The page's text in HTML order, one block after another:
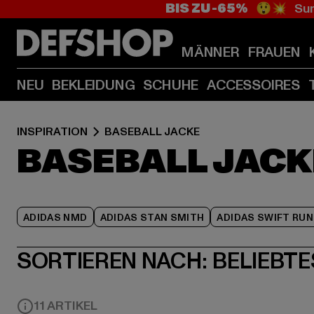
BIS ZU -65% 😲💥
MÄNNER FRAUEN
NEU BEKLEIDUNG SCHUHE ACCESSOIRES
INSPIRATION BASEBALL JACKE
BASEBALL
ADIDAS NMD ADIDAS STAN SMITH ADIDAS SWIFT RUN
SORTIEREN NACH:
11 ARTIKEL